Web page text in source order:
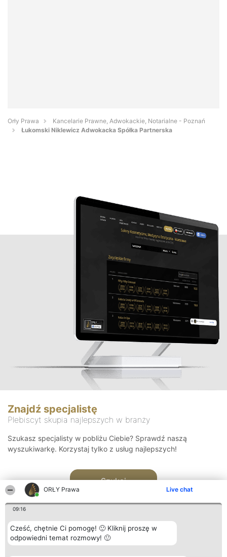
ORŁY Prawa Live chat
09:16
Cześć, chętnie Ci pomogę! 🙂 Kliknij proszę w
odpowiedni temat rozmowy! 🙂
Orły Prawa
Kancelarie Prawne, Adwokackie, Notarialne - Poznań
Łukomski Niklewicz Adwokacka Spółka Partnerska
Znajdź specjalistę
Plebiscyt skupia najlepszych w branży
Szukasz specjalisty w pobliżu Ciebie? Sprawdź naszą
wyszukiwarkę. Korzystaj tylko z usług najlepszych!
Szukaj
Organizator plebiscytu Plebiscyt Kontakt